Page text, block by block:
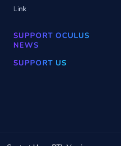
Link
SUPPORT OCULUS
NEWS
SUPPORT US